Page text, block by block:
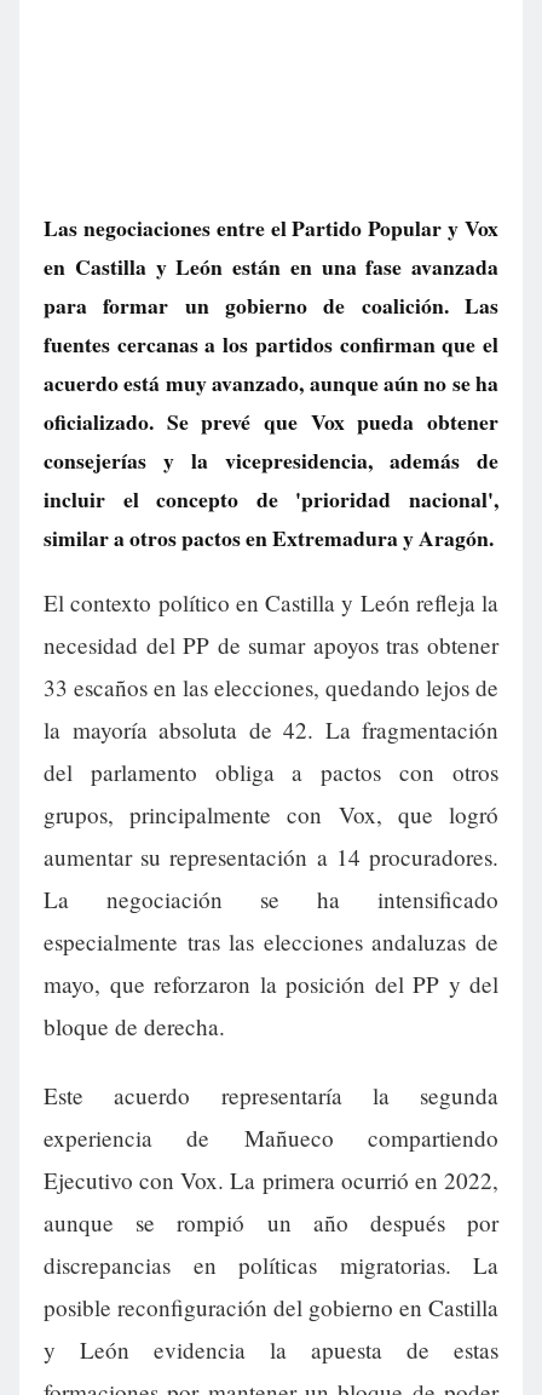
Las negociaciones entre el Partido Popular y Vox
en Castilla y León están en una fase avanzada
para formar un gobierno de coalición. Las
fuentes cercanas a los partidos confirman que el
acuerdo está muy avanzado, aunque aún no se ha
oficializado. Se prevé que Vox pueda obtener
consejerías y la vicepresidencia, además de
incluir el concepto de 'prioridad nacional',
similar a otros pactos en Extremadura y Aragón.
El contexto político en Castilla y León refleja la
necesidad del PP de sumar apoyos tras obtener
33 escaños en las elecciones, quedando lejos de
la mayoría absoluta de 42. La fragmentación
del parlamento obliga a pactos con otros
grupos, principalmente con Vox, que logró
aumentar su representación a 14 procuradores.
La negociación se ha intensificado
especialmente tras las elecciones andaluzas de
mayo, que reforzaron la posición del PP y del
bloque de derecha.
Este acuerdo representaría la segunda
experiencia de Mañueco compartiendo
Ejecutivo con Vox. La primera ocurrió en 2022,
aunque se rompió un año después por
discrepancias en políticas migratorias. La
posible reconfiguración del gobierno en Castilla
y León evidencia la apuesta de estas